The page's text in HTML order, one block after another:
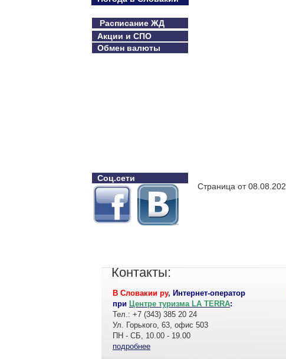
Расписание ЖД
Акции и СПО
Обмен валюты
Соц.сети
Страница от
Контакты:
В Словакии ру, Интернет-оператор
при Центре туризма LA TERRA:
Тел.: +7 (343) 385 20 24
Ул. Горького, 63, офис 503
ПН - СБ, 10.00 - 19.00
подробнее